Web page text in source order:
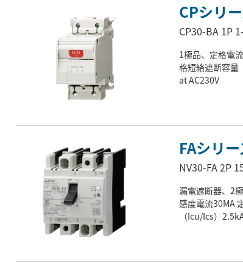
CPシリ
CP30-BA 1P
1極品、定格電
格短絡遮断容
at AC230V
FAシリ
NV30-FA 2P
漏電遮断器、2
感度電流30MA
（Icu/Ics）